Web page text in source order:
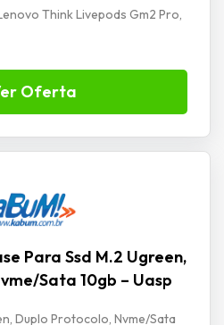
Think Livepods Gm2 Pro,
Oferta
Para Ssd M.2 Ugreen,
Sata 10gb – Uasp
Duplo Protocolo, Nvme/Sata